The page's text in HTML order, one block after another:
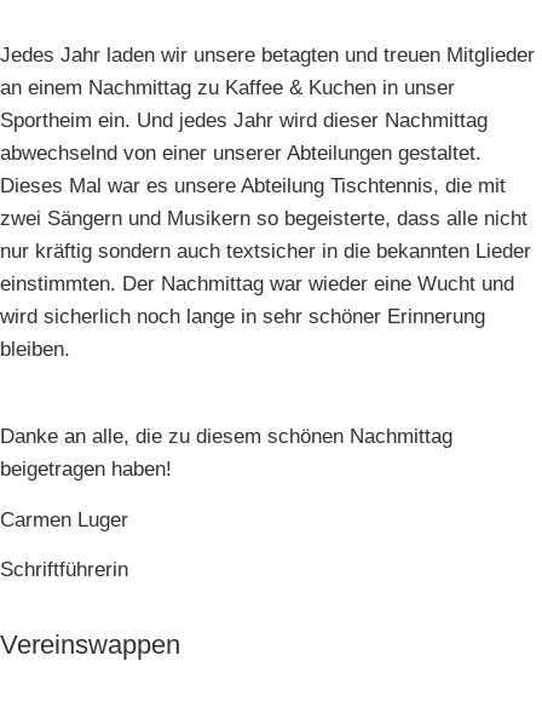
Jedes Jahr laden wir unsere betagten und treuen Mitglieder
an einem Nachmittag zu Kaffee & Kuchen in unser
Sportheim ein. Und jedes Jahr wird dieser Nachmittag
abwechselnd von einer unserer Abteilungen gestaltet.
Dieses Mal war es unsere Abteilung Tischtennis, die mit
zwei Sängern und Musikern so begeisterte, dass alle nicht
nur kräftig sondern auch textsicher in die bekannten Lieder
einstimmten. Der Nachmittag war wieder eine Wucht und
wird sicherlich noch lange in sehr schöner Erinnerung
bleiben.
Danke an alle, die zu diesem schönen Nachmittag
beigetragen haben!
Carmen Luger
Schriftführerin
Vereinswappen